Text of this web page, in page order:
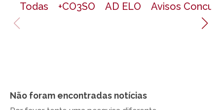
Todas +CO3SO AD ELO Avisos
Não foram encontradas notícias